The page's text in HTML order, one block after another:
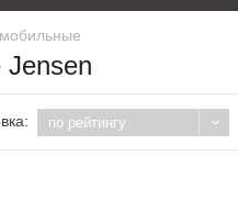
Jensen
по рейтингу